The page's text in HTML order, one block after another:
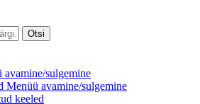
Otsi
avamine/sulgemine
Menüü avamine/sulgemine
keeled